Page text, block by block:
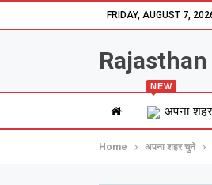
FRIDAY, AUGUST 7,
अपना
NEW
Home अपना शहर चुने